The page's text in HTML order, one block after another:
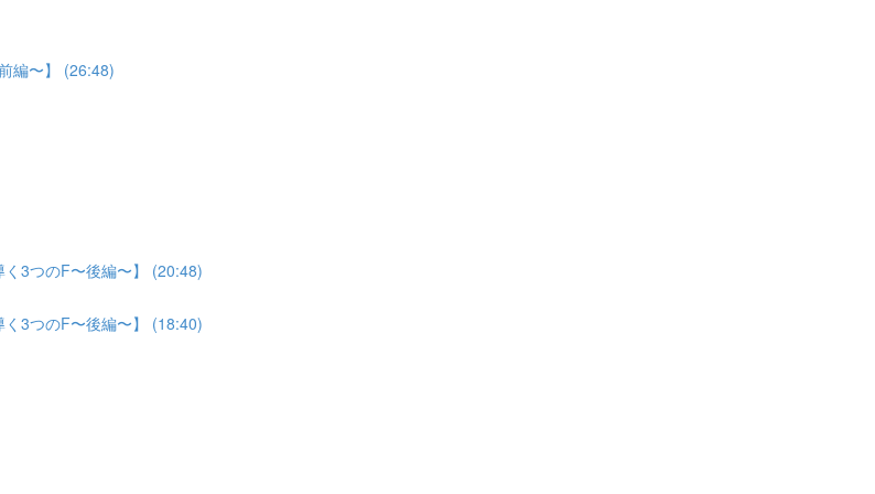
編〜】 (26:48)
3つのF〜後編〜】 (20:48)
3つのF〜後編〜】 (18:40)